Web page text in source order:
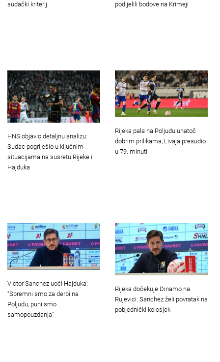
sudački kriterij
podijelili bodove na Krimeji
HNS objavio detaljnu analizu:
Sudac pogriješio u ključnim
situacijama na susretu Rijeke i
Hajduka
Rijeka pala na Poljudu unatoč
dobrim prilikama, Livaja presudio
u 79. minuti
Victor Sanchez uoči Hajduka:
“Spremni smo za derbi na
Poljudu, puni smo
samopouzdanja”
Rijeka dočekuje Dinamo na
Rujevici: Sanchez želi povratak na
pobjednički kolosjek